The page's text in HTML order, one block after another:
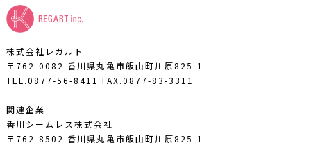
株式会社レガルト
〒762-0082 香川県丸亀市飯山町川原825-1
TEL.0877-56-8411 FAX.0877-83-3311
関連企業
香川シームレス株式会社
〒762-8502 香川県丸亀市飯山町川原825-1